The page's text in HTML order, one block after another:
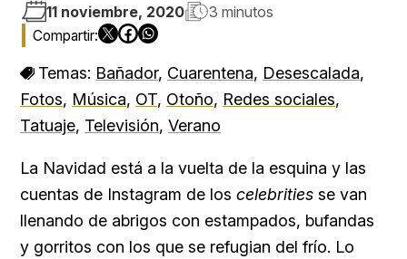
11 noviembre, 2020 3 minutos
Temas: Bañador, Cuarentena, Desescalada,
Fotos, Música, OT, Otoño, Redes sociales,
Tatuaje, Televisión, Verano
La Navidad está a la vuelta de la esquina y las
cuentas de Instagram de los celebrities se van
llenando de abrigos con estampados, bufandas
y gorritos con los que se refugian del frío. Lo